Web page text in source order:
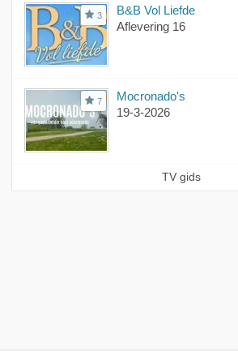
3
B&B Vol Liefde
Aflevering 16
7
Mocronado's
19-3-2026
TV gids